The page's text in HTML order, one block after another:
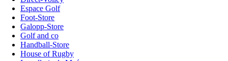
Espace Golf
Foot-Store
Galopp-Store
Golf and co
Handball-Store
House of Rugby